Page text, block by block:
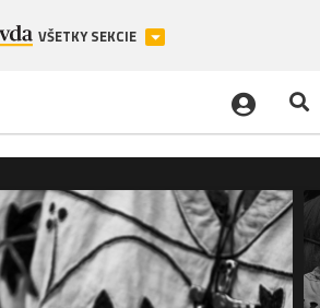
VŠETKY SEKCIE